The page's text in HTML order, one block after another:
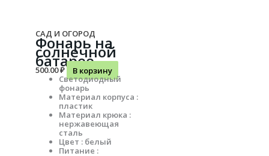
САД И ОГОРОД
Фонарь на
солнечной
батарее
500.00₽
В корзину
Светодиодный
фонарь
Материал корпуса :
пластик
Материал крюка :
нержавеющая
сталь
Цвет : белый
Питание :